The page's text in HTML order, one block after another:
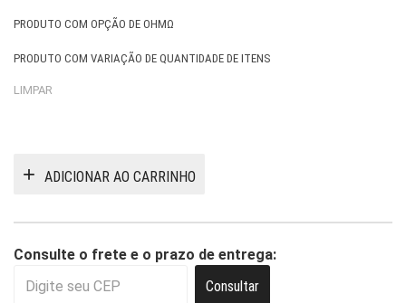
PRODUTO COM OPÇÃO DE OHMΩ
PRODUTO COM VARIAÇÃO DE QUANTIDADE DE ITENS
LIMPAR
ADICIONAR AO CARRINHO
Consulte o frete e o prazo de entrega:
Consultar